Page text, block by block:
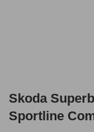
Skoda
Sportline